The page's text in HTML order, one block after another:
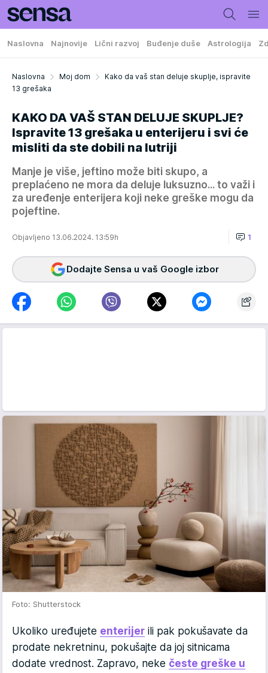
Naslovna Najnovije Lični razvoj Buđenje duše Astrologija
Naslovna Moj dom
Kako da vaš stan deluje skuplje, ispravite
13 grešaka
KAKO DA VAŠ STAN DELUJE SKUPLJE?
Ispravite 13 grešaka u enterijeru i svi će
misliti da ste dobili na lutriji
Manje je više, jeftino može biti skupo, a
preplaćeno ne mora da deluje luksuzno... to važi i
za uređenje enterijera koji neke greške mogu da
pojeftine.
Objavljeno 13.06.2024. 13:59h 1
Dodajte Sensa u vaš Google izbor
Foto: Shutterstock
Ukoliko uređujete enterijer ili pak pokušavate da
prodate nekretninu, pokušajte da joj sitnicama
dodate vrednost. Zapravo, neke česte greške u